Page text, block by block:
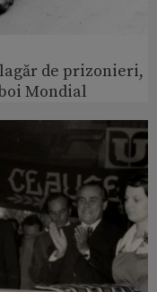
de prizonieri,
Mondial